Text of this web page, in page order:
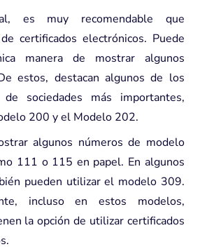
es muy recomendable que
certificados electrónicos. Puede
manera de mostrar algunos
estos, destacan algunos de los
de sociedades más importantes,
200 y el Modelo 202.
algunos números de modelo
111 o 115 en papel. En algunos
pueden utilizar el modelo 309.
incluso en estos modelos,
la opción de utilizar certificados